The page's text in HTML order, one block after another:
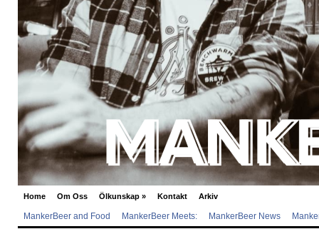
Home Om Oss Ölkunskap » Kontakt Arkiv
MankerBeer and Food MankerBeer Meets: MankerBeer News